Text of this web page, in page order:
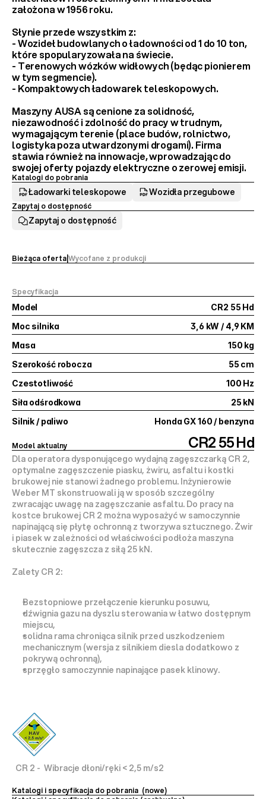
założona w 1956 roku.
Słynie przede wszystkim z:
- Wozideł budowlanych o ładowności od 1 do 10 ton,
które spopularyzowała na świecie.
- Terenowych wózków widłowych (będąc pionierem
w tym segmencie).
- Kompaktowych ładowarek teleskopowych.
Maszyny AUSA są cenione za solidność,
niezawodność i zdolność do pracy w trudnym,
wymagającym terenie (place budów, rolnictwo,
logistyka poza utwardzonymi drogami). Firma
stawia również na innowacje, wprowadzając do
swojej oferty pojazdy elektryczne o zerowej emisji.
Katalogi do pobrania
Ładowarki teleskopowe Wozidła przegubowe
Zapytaj o dostępność
Zapytaj o dostępność
Bieżąca ofertaWycofane z produkcji
Model
CR2 55 Hd
Moc silnika
3,6 kW / 4,9 KM
Masa
150 kg
Szerokość robocza
55 cm
Czestotliwość
100 Hz
Siła odśrodkowa
25 kN
Silnik / paliwo
Honda GX 160 / benzyna
Specyfikacja
CR2 55 Hd
Model aktualny
Dla operatora dysponującego wydajną zagęszczarką CR 2,
optymalne zagęszczenie piasku, żwiru, asfaltu i kostki
brukowej nie stanowi żadnego problemu. Inżynierowie
Weber MT skonstruowali ją w sposób szczególny
zwracając uwagę na zagęszczanie asfaltu. Do pracy na
kostce brukowej CR 2 można wyposażyć w samoczynnie
napinającą się płytę ochronną z tworzywa sztucznego. Żwir
i piasek w zależności od właściwości podłoża maszyna
skutecznie zagęszcza z siłą 25 kN.
Zalety CR 2:
Bezstopniowe przełączenie kierunku posuwu,
dźwignia gazu na dyszlu sterowania w łatwo dostępnym
miejscu,
solidna rama chroniąca silnik przed uszkodzeniem
mechanicznym (wersja z silnikiem diesla dodatkowo z
pokrywą ochronną),
sprzęgło samoczynnie napinające pasek klinowy.
CR 2 -  Wibracje dłoni/ręki < 2,5 m/s2
Katalogi i specyfikacja do pobrania  (nowe)